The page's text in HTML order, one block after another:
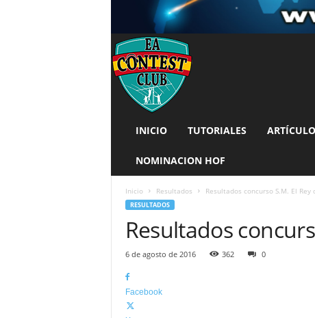
INICIO TUTORIALES
NOMINACION HOF
Inicio Resultados Resultados concurso S.M. El Rey
RESULTADOS
Resultados
6 de agosto de 2016 362 0
Facebook